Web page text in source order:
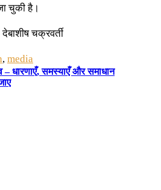
चुकी है।
चक्रवर्ती
, media
– धारणाएँ, समस्याएँ और समाधान